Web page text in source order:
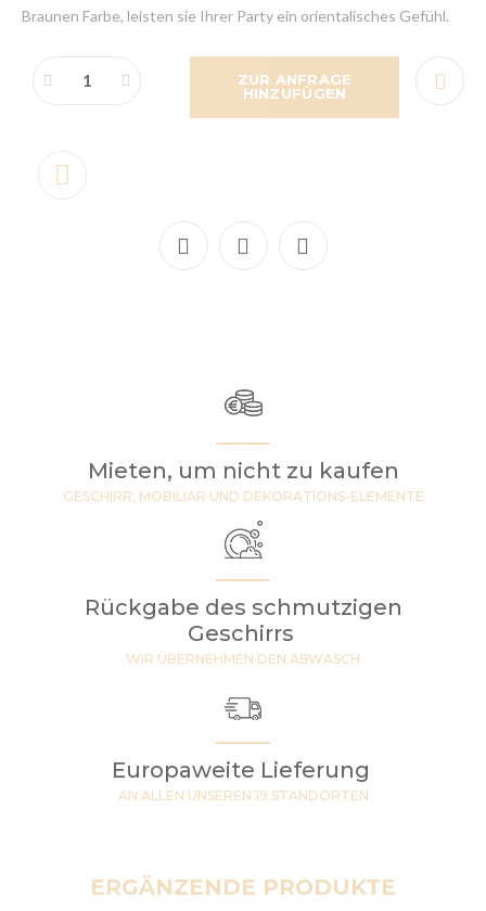
Braunen Farbe, leisten sie Ihrer Party ein orientalisches Gefühl.
ZUR ANFRAGE
HINZUFÜGEN
Mieten, um nicht zu kaufen
GESCHIRR, MOBILIAR UND DEKORATIONS-ELEMENTE
Rückgabe des schmutzigen
Geschirrs
WIR ÜBERNEHMEN DEN ABWASCH
Europaweite Lieferung
AN ALLEN UNSEREN 19 STANDORTEN
ERGÄNZENDE PRODUKTE